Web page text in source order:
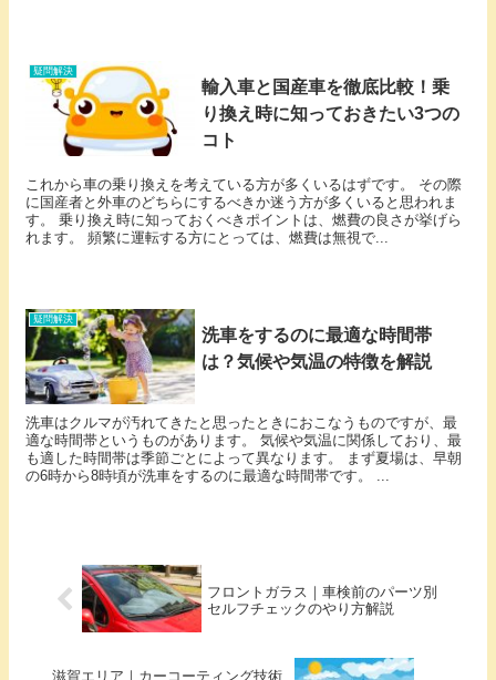
疑問解決
輸入車と国産車を徹底比較！乗
り換え時に知っておきたい3つの
コト
これから車の乗り換えを考えている方が多くいるはずです。 その際
に国産者と外車のどちらにするべきか迷う方が多くいると思われま
す。 乗り換え時に知っておくべきポイントは、燃費の良さが挙げら
れます。 頻繁に運転する方にとっては、燃費は無視で...
疑問解決
洗車をするのに最適な時間帯
は？気候や気温の特徴を解説
洗車はクルマが汚れてきたと思ったときにおこなうものですが、最
適な時間帯というものがあります。 気候や気温に関係しており、最
も適した時間帯は季節ごとによって異なります。 まず夏場は、早朝
の6時から8時頃が洗車をするのに最適な時間帯です。 ...
フロントガラス｜車検前のパーツ別
セルフチェックのやり方解説
滋賀エリア｜カーコーティング技術